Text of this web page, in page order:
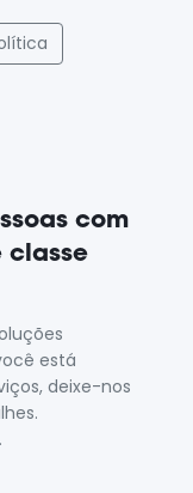
com
classe
está
deixe-nos